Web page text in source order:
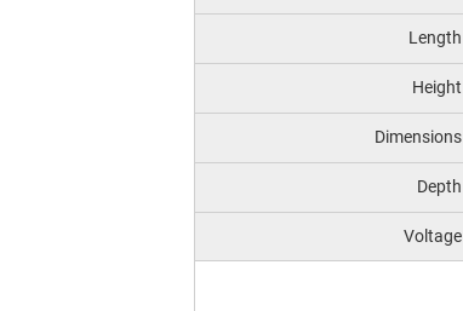
Length
Height
Dimensions
Depth
Voltage